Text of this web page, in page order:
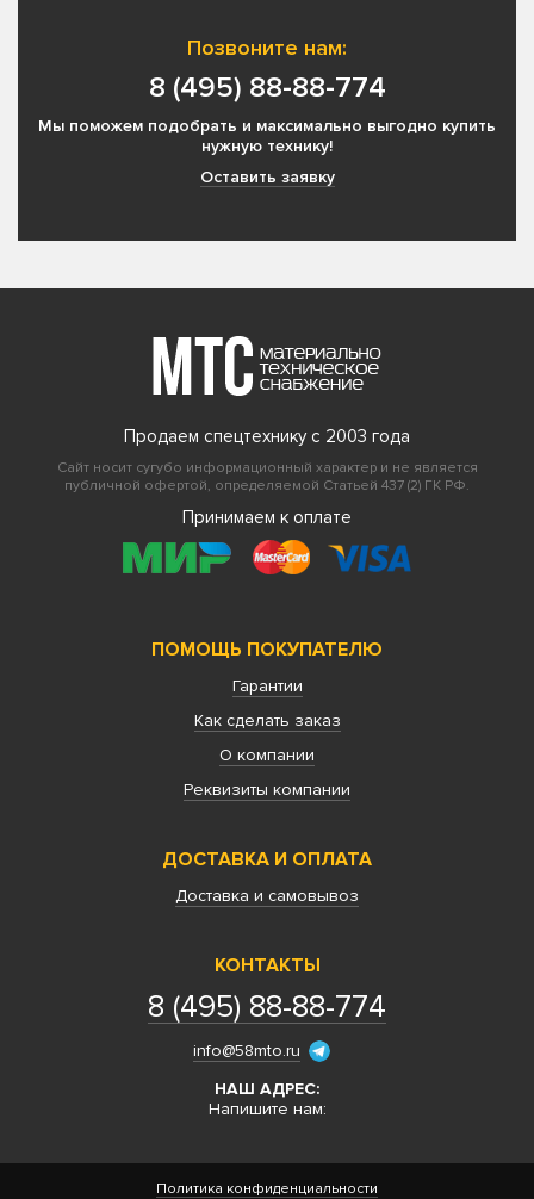
Позвоните нам:
8 (495) 88-88-774
Мы поможем подобрать и максимально выгодно купить
нужную технику!
Оставить заявку
Продаем спецтехнику с 2003 года
Сайт носит сугубо информационный характер и не является
публичной офертой, определяемой Статьей 437 (2) ГК РФ.
Принимаем к оплате
ПОМОЩЬ ПОКУПАТЕЛЮ
Гарантии
Как сделать заказ
О компании
Реквизиты компании
ДОСТАВКА И ОПЛАТА
Доставка и самовывоз
КОНТАКТЫ
8 (495) 88-88-774
info@58mto.ru
НАШ АДРЕС:
Напишите нам:
Политика конфиденциальности